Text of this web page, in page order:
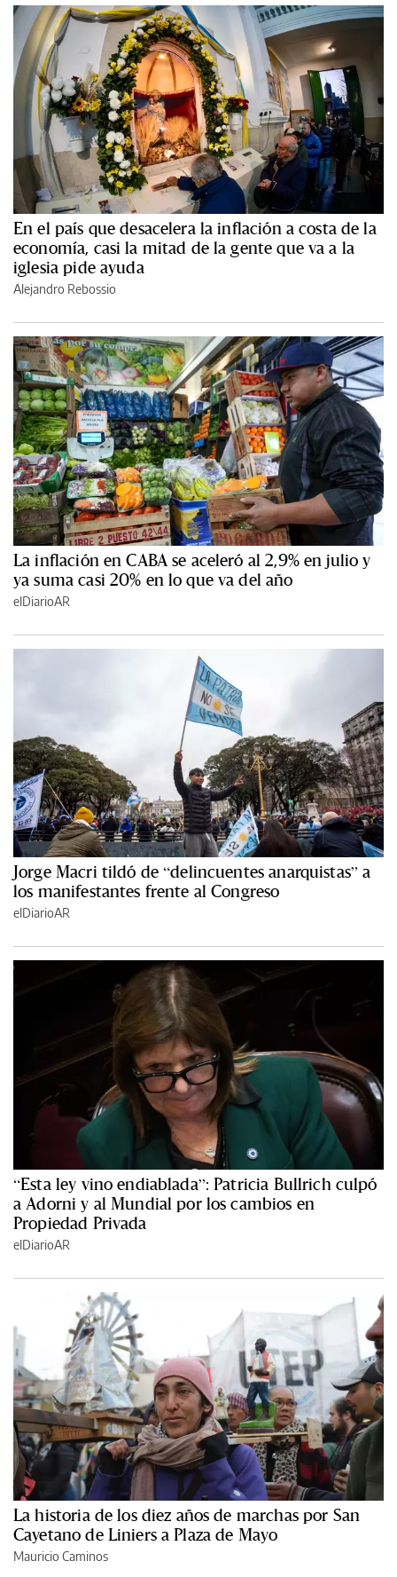
En el país que desacelera la inflación a costa de la
economía, casi la mitad de la gente que va a la
iglesia pide ayuda
Alejandro Rebossio
La inflación en CABA se aceleró al 2,9% en julio y
ya suma casi 20% en lo que va del año
elDiarioAR
Jorge Macri tildó de “delincuentes anarquistas” a
los manifestantes frente al Congreso
elDiarioAR
“Esta ley vino endiablada”: Patricia Bullrich culpó
a Adorni y al Mundial por los cambios en
Propiedad Privada
elDiarioAR
La historia de los diez años de marchas por San
Cayetano de Liniers a Plaza de Mayo
Mauricio Caminos